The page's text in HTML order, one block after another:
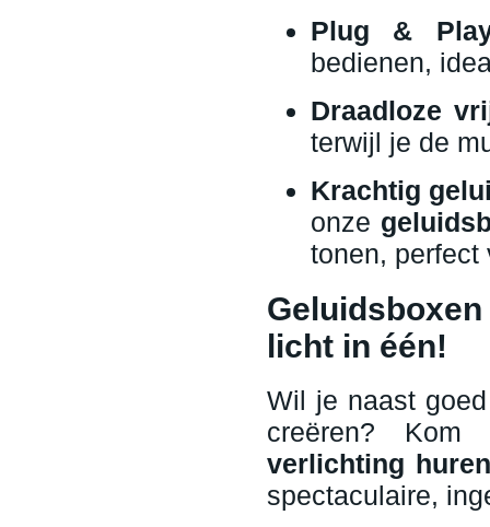
Plug &
bedienen,
Draadloze
terwijl je de
Krachtig
onze
tonen, perfect
licht in één!
Wil je naast
creëren?
verlichting
spectaculaire,